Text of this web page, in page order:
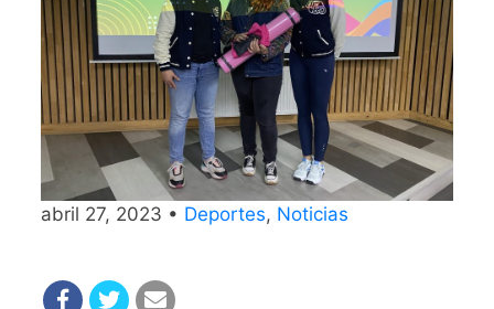
abril 27, 2023 • Deportes, Noticias